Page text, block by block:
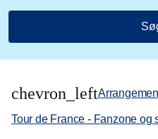
chevron_left
Tour de France - Fanzone